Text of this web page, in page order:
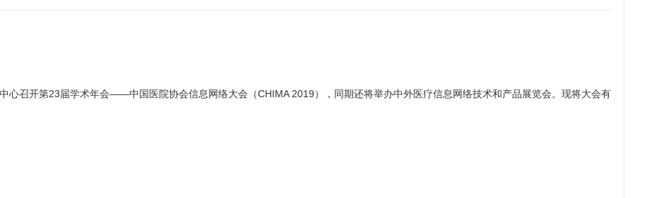
心召开第23届学术年会——中国医院协会信息网络大会（CHIMA 2019），同期还将举办中外医疗信息网络技术和产品展览会。现将大会有